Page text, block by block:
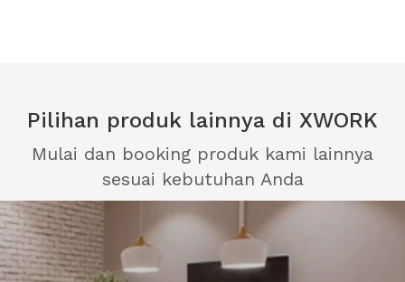
Pilihan produk lainnya di XWORK
Mulai dan booking produk kami lainnya
sesuai kebutuhan Anda